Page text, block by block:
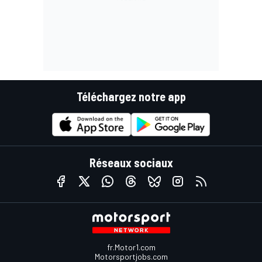
Téléchargez notre app
Réseaux sociaux
fr.Motor1.com
Motorsportjobs.com